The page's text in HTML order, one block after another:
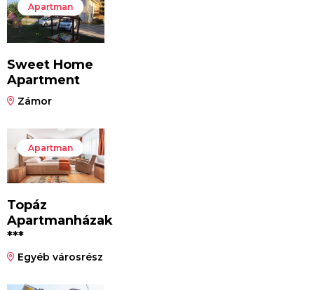
Apartman
Sweet Home
Apartment
Zámor
Apartman
Topáz
Apartmanházak
***
Egyéb városrész